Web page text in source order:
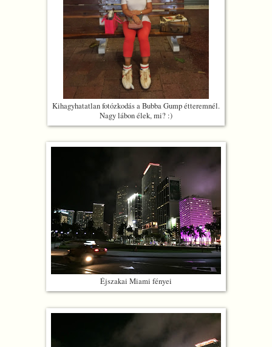
Kihagyhatatlan fotózkodás a Bubba Gump étteremnél.
Nagy lábon élek, mi? :)
Éjszakai Miami fényei